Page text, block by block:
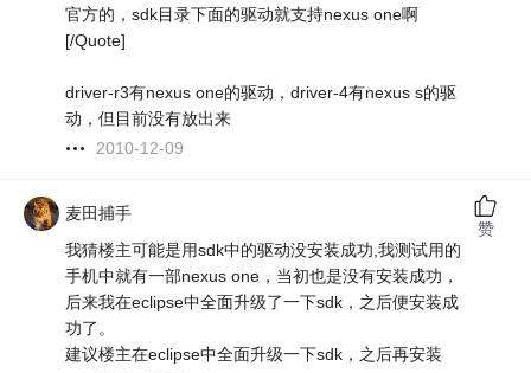
官方的，sdk目录下面的驱动就支持nexus one啊
[/Quote]
driver-r3有nexus one的驱动，driver-4有nexus s的驱
动，但目前没有放出来
2010-12-09
麦田捕手
我猜楼主可能是用sdk中的驱动没安装成功,我测试用的
手机中就有一部nexus one，当初也是没有安装成功，
后来我在eclipse中全面升级了一下sdk，之后便安装成
功了。
建议楼主在eclipse中全面升级一下sdk，之后再安装
赞